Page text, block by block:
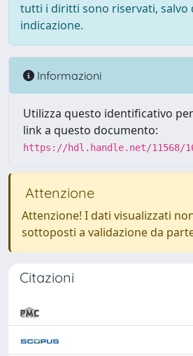
tutti i diritti sono riservati, salvo
indicazione.
Informazioni
Utilizza questo identificativo
link a questo documento:
https://hdl.handle.net/11568/
Attenzione
Attenzione! I dati visualizzati
sottoposti a validazione da
Citazioni